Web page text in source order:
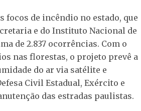
focos de incêndio no estado, que
e do Instituto Nacional de
de 2.837 ocorrências. Com o
nas florestas, o projeto prevê a
do ar via satélite e
Civil Estadual, Exército e
das estradas paulistas.